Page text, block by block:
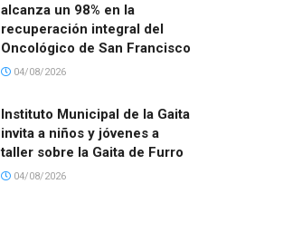
alcanza un 98% en la
recuperación integral del
Oncológico de San Francisco
04/08/2026
Instituto Municipal de la Gaita
invita a niños y jóvenes a
taller sobre la Gaita de Furro
04/08/2026